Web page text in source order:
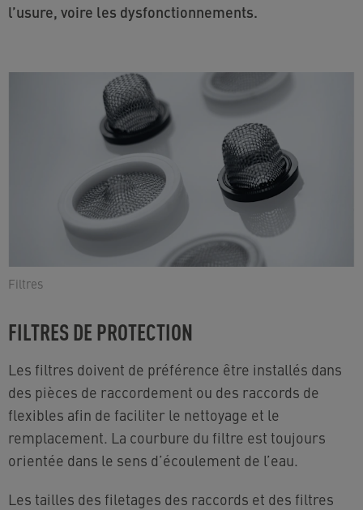
l’usure, voire les dysfonctionnements.
Filtres
FILTRES DE PROTECTION
Les filtres doivent de préférence être installés dans
des pièces de raccordement ou des raccords de
flexibles afin de faciliter le nettoyage et le
remplacement. La courbure du filtre est toujours
orientée dans le sens d’écoulement de l’eau.
Les tailles des filetages des raccords et des filtres